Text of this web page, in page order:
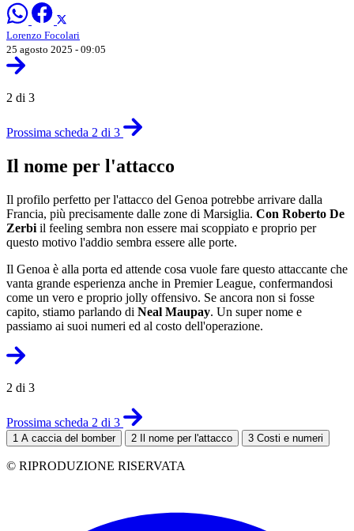
Lorenzo Focolari
25 agosto 2025 - 09:05
2 di 3
Prossima scheda 2 di 3
Il nome per l'attacco
Il profilo perfetto per l'attacco del Genoa potrebbe arrivare dalla
Francia, più precisamente dalle zone di Marsiglia. Con Roberto De
Zerbi il feeling sembra non essere mai scoppiato e proprio per
questo motivo l'addio sembra essere alle porte.
Il Genoa è alla porta ed attende cosa vuole fare questo attaccante che
vanta grande esperienza anche in Premier League, confermandosi
come un vero e proprio jolly offensivo. Se ancora non si fosse
capito, stiamo parlando di Neal Maupay. Un super nome e
passiamo ai suoi numeri ed al costo dell'operazione.
2 di 3
Prossima scheda 2 di 3
1 A caccia del bomber 2 Il nome per l'attacco 3 Costi e numeri
© RIPRODUZIONE RISERVATA